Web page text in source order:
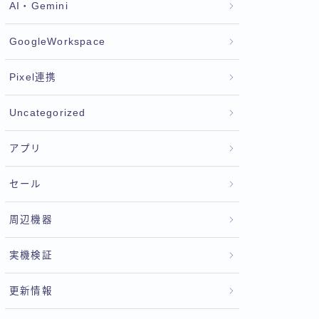
AI・Gemini
GoogleWorkspace
Pixel連携
Uncategorized
アプリ
セール
周辺機器
実機検証
更新情報